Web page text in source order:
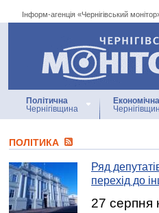
Інформ-агенція «Чернігівський
Інформ-агенція
«Чернігівський
Політична
Чернігівщина
Економічна
ПОЛІТИКА
Ряд
перехід до
27 серпня